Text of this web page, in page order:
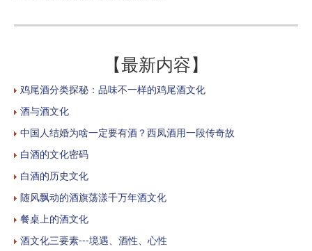
【最新内容】
鸡尾酒分类探秘：品味不一样的鸡尾酒文化
酒与酒文化
中国人结婚为啥一定要有酒？西凤酒用一段传奇故
白酒的文化密码
白酒的历史文化
随风飘动的酒旗荡漾千万年酒文化
餐桌上的酒文化
酒文化三要素---境遇、酒性、心性